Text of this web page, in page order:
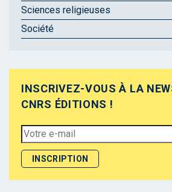
Sciences religieuses
Société
INSCRIVEZ-VOUS À LA
CNRS ÉDITIONS !